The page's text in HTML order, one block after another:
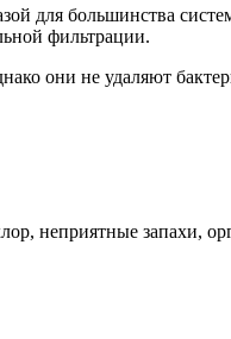
для большинства
фильтрации.
они не удаляют
неприятные запахи,